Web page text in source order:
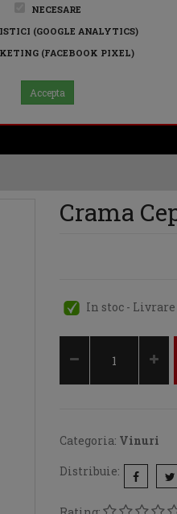
NECESARE
(GOOGLE ANALYTICS)
(FACEBOOK PIXEL)
Accepta
Crama
In stoc -
Categoria: Vinuri
Distribuie: